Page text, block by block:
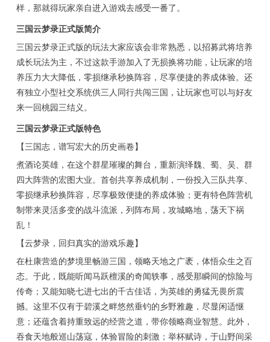
样，那就得玩家亲自进入游戏去感受一番了。
三国云梦录正式版简介
三国云梦录正式版的玩法大家应该会非常熟悉，以招募武将培养
成长玩法为主，不过这款手游加入了无损换将功能，让玩家的培
养压力大大降低，零损继承秒换阵容，尽享便捷的养成体验。还
有独立小型社交系统供三人同行共闯三国，让玩家也可以与好友
来一回桃园三结义。
三国云梦录正式版特色
【三国志，谱写宏大的历史画卷】
煮酒论英雄，在这个群星璀璨的舞台，重新演绎魏、蜀、吴、群
四大阵营的宏图大业。首创共享养成机制，一份投入三队共享、
零损继承秒换阵容，尽享极致便捷的养成体验；更有特色阵营机
制带来灵活多变的战斗流派，列阵布局，攻城略地，荡天下祸
乱！
【云梦录，回归真实的游戏乐趣】
在杜康营造的梦境里畅游三国，领略天地之广袤，体悟众生之百
态。于此，既能听闻马跃檀溪的奇闻轶事，感受那瞬间的惊险与
传奇；又能知晓七进七出的千古佳话，为英雄的勇猛无畏所震
撼。这里不仅有于碧溪之畔悠然垂钓的乡野雅趣，尽显闲适惬
意；还蕴含着持重致远的经营之道，带你领略商业智慧。此外，
吞食天地般巡山荡寇，体验冒险的刺激；举杯赋诗，于山野间采